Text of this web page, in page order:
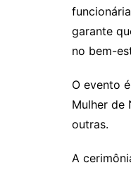
garante
no bem-
O evento
Mulher de
outras.
A